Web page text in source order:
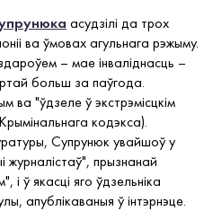
асудзілі да трох
ва ўмовах агульнага рэжыму.
– мае інваліднасць –
больш за паўгода.
ва "ўдзеле ў экстрэмісцкім
кодэкса).
Супрунюк увайшоў у
прызнанай
і ў якасці яго ўдзельніка
апублікаваныя ў інтэрнэце.